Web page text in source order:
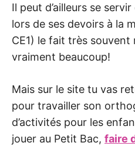
Il peut d’ailleurs se
lors de ses devoirs à la
CE1) le fait très souvent
vraiment beaucoup!
Mais sur le site tu vas
pour travailler son
d’activités pour les
jouer au Petit Bac, faire